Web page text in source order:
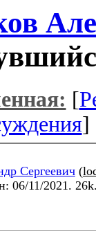
[
]
Сергеевич(
06/11/2021.